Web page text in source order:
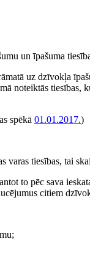
un īpašuma
uz dzīvokļa
noteiktās
spēkā 01.01.2017.)
tiesības, tai
to pēc sava
citiem